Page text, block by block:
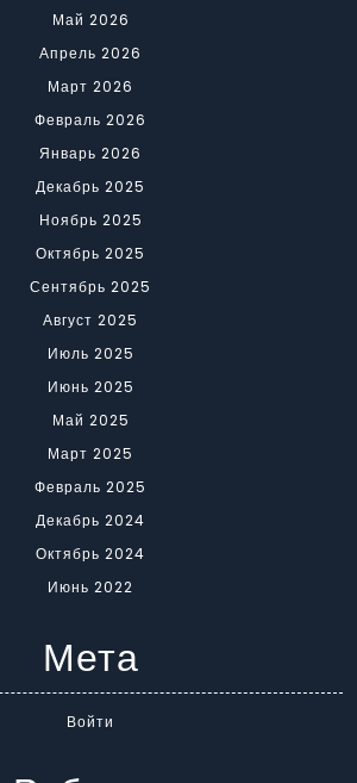
Май 2026
Апрель 2026
Март 2026
Февраль 2026
Январь 2026
Декабрь 2025
Ноябрь 2025
Октябрь 2025
Сентябрь 2025
Август 2025
Июль 2025
Июнь 2025
Май 2025
Март 2025
Февраль 2025
Декабрь 2024
Октябрь 2024
Июнь 2022
Мета
Войти